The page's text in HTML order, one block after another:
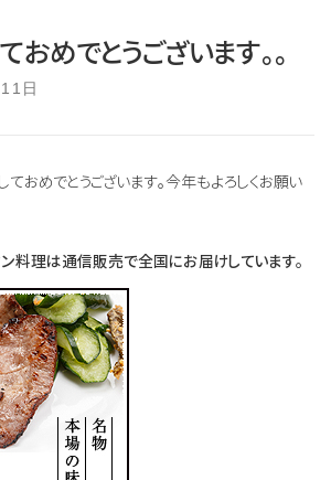
おめでとうございます。。
日
ておめでとうございます。今年もよろしくお願い
料理は通信販売で全国にお届けしています。